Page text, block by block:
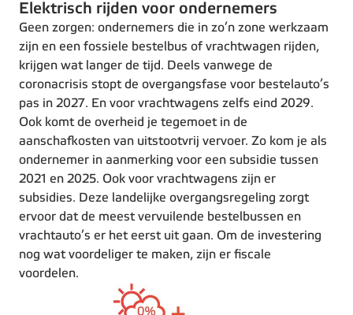
Elektrisch rijden voor ondernemers
Geen zorgen: ondernemers die in zo’n zone werkzaam
zijn en een fossiele bestelbus of vrachtwagen rijden,
krijgen wat langer de tijd. Deels vanwege de
coronacrisis stopt de overgangsfase voor bestelauto’s
pas in 2027. En voor vrachtwagens zelfs eind 2029.
Ook komt de overheid je tegemoet in de
aanschafkosten van uitstootvrij vervoer. Zo kom je als
ondernemer in aanmerking voor een subsidie tussen
2021 en 2025. Ook voor vrachtwagens zijn er
subsidies. Deze landelijke overgangsregeling zorgt
ervoor dat de meest vervuilende bestelbussen en
vrachtauto’s er het eerst uit gaan. Om de investering
nog wat voordeliger te maken, zijn er fiscale
voordelen.